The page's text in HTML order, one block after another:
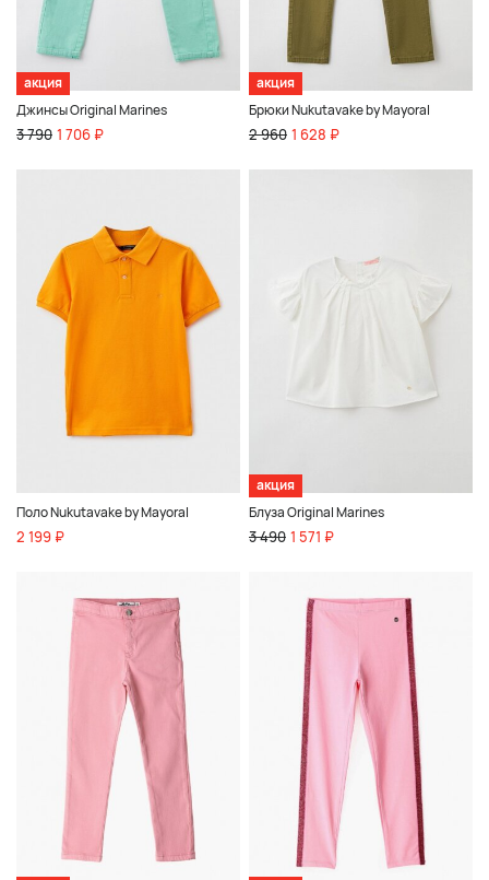
акция
Джинсы Original Marines
3 790 1 706 ₽
акция
Брюки Nukutavake by Mayoral
2 960 1 628 ₽
Поло Nukutavake by Mayoral
2 199 ₽
акция
Блуза Original Marines
3 490 1 571 ₽